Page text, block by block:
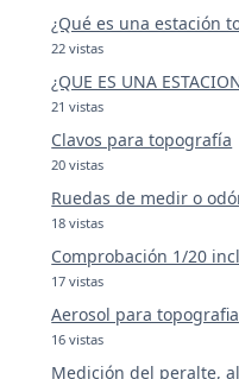
¿Qué es una estación
22 vistas
¿QUE ES UNA
21 vistas
Clavos para topografía
20 vistas
Ruedas de medir o
18 vistas
Comprobación 1/20
17 vistas
Aerosol para topografia
16 vistas
Medición del peralte,